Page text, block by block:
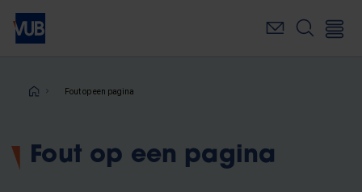
Overslaan
naar
inhoudKruimelpad
Fout op een pagina
Fout op een pagina